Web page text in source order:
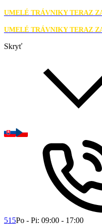
UMELÉ TRÁVNIKY TERAZ
UMELÉ TRÁVNIKY TERAZ
Skryť
515Po - Pi: 09:00 - 17:00